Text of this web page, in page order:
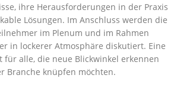
ihre Herausforderungen in der Praxis
Lösungen. Im Anschluss werden die
im Ple­num und im Rahmen
in lockerer Atmosphäre diskutiert. Eine
für alle, die neue Blickwinkel erkennen
Branche knüpfen möchten.